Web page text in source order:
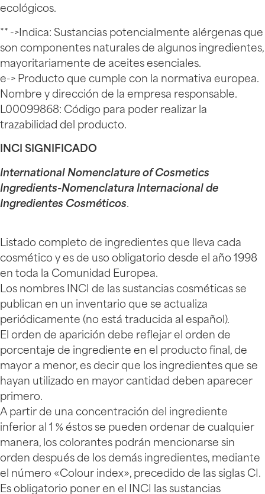
ecológicos.
** ->Indica: Sustancias potencialmente alérgenas que
son componentes naturales de algunos ingredientes,
mayoritariamente de aceites esenciales.
e-> Producto que cumple con la normativa europea.
Nombre y dirección de la empresa responsable.
L00099868: Código para poder realizar la
trazabilidad del producto.
INCI SIGNIFICADO
International Nomenclature of Cosmetics
Ingredients-Nomenclatura Internacional de
Ingredientes Cosméticos.
Listado completo de ingredientes que lleva cada
cosmético y es de uso obligatorio desde el año 1998
en toda la Comunidad Europea.
Los nombres INCI de las sustancias cosméticas se
publican en un inventario que se actualiza
periódicamente (no está traducida al español).
El orden de aparición debe reflejar el orden de
porcentaje de ingrediente en el producto final, de
mayor a menor, es decir que los ingredientes que se
hayan utilizado en mayor cantidad deben aparecer
primero.
A partir de una concentración del ingrediente
inferior al 1 % éstos se pueden ordenar de cualquier
manera, los colorantes podrán mencionarse sin
orden después de los demás ingredientes, mediante
el número «Colour index», precedido de las siglas CI.
Es obligatorio poner en el INCI las sustancias